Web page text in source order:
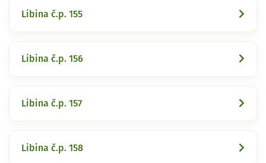
Libina č.p. 155
Libina č.p. 156
Libina č.p. 157
Libina č.p. 158